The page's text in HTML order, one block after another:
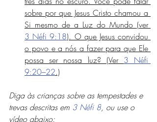
sobre por que Jesus Cristo chamou a
Si mesmo de a Luz do Mundo (ver
3 Néfi 9:18). O que Jesus convidou
o povo e a nós a fazer para que Ele
possa ser nossa luz? (Ver 3 Néfi
9:20–22.)
Diga às crianças sobre as tempestades e
trevas descritas em 3 Néfi 8, ou use o
vídeo abaixo: